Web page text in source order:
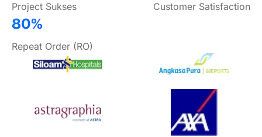
Project Sukses Customer Satisfaction
80%
Repeat Order (RO)